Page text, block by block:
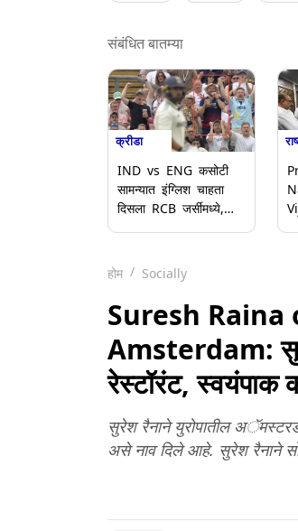
संबंधित बातम्या
क्रीडा
IND vs ENG कसोटी
सामन्यात इंग्लिश चाहता
दिसला RCB जर्सीमध्ये,
होम Socially
Suresh
Amsterdam:
रेस्टॉरंट, स्वयंपाक
सुरेश रैनाने युरोपातील
असे नाव दिले आहे. सुरेश रैनाने